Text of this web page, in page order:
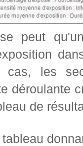
peut
cas, les
déroulante
de
tableau